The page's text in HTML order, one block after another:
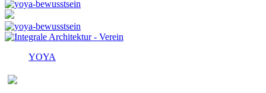
YOYA